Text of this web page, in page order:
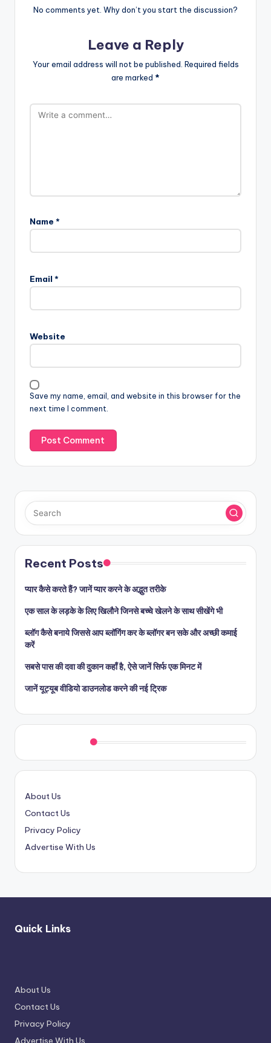
No comments yet. Why don’t you start the discussion?
Leave a Reply
Your email address will not be published. Required fields
are marked *
Name *
Email *
Website
Save my name, email, and website in this browser for the
next time I comment.
Recent Posts
प्यार कैसे करते हैं? जानें प्यार करने के अद्भुत तरीके
एक साल के लड़के के लिए खिलौने जिनसे बच्चे खेलने के साथ सीखेंगे भी
ब्लॉग कैसे बनाये जिससे आप ब्लॉगिंग कर के ब्लॉगर बन सके और अच्छी कमाई
करें
सबसे पास की दवा की दुकान कहाँ है, ऐसे जानें सिर्फ एक मिनट में
जानें यूट्यूब वीडियो डाउनलोड करने की नई ट्रिक
About Us
Contact Us
Privacy Policy
Advertise With Us
Quick Links
About Us
Contact Us
Privacy Policy
Advertise With Us